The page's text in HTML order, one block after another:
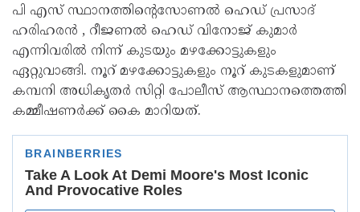
പി എസ് സ്ഥാനത്തിന്റെസോണൽ ഹെഡ് പ്രസാദ്
ഹരിഹരൻ , റീജണൽ ഹെഡ് വിനോജ് കുമാർ
എന്നിവരിൽ നിന്ന് കുടയും മഴക്കോട്ടുകളും
ഏറ്റുവാങ്ങി. നൂറ് മഴക്കോട്ടുകളും നൂറ് കുടകളുമാണ്
കമ്പനി അധികൃതർ സിറ്റി പോലീസ് ആസ്ഥാനത്തെത്തി
കമ്മീഷണർക്ക് കൈ മാറിയത്.